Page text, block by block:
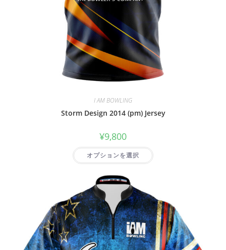
I AM BOWLING
Storm Design 2014 (pm) Jersey
¥9,800
オプションを選択